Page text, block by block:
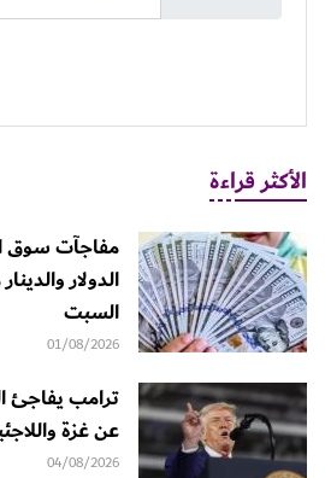
الأكثر قراءة
مفاجآت سوق
الدولار
السبت
01/08/2026
ترامب يفاجئ
عن غزة
04/08/2026